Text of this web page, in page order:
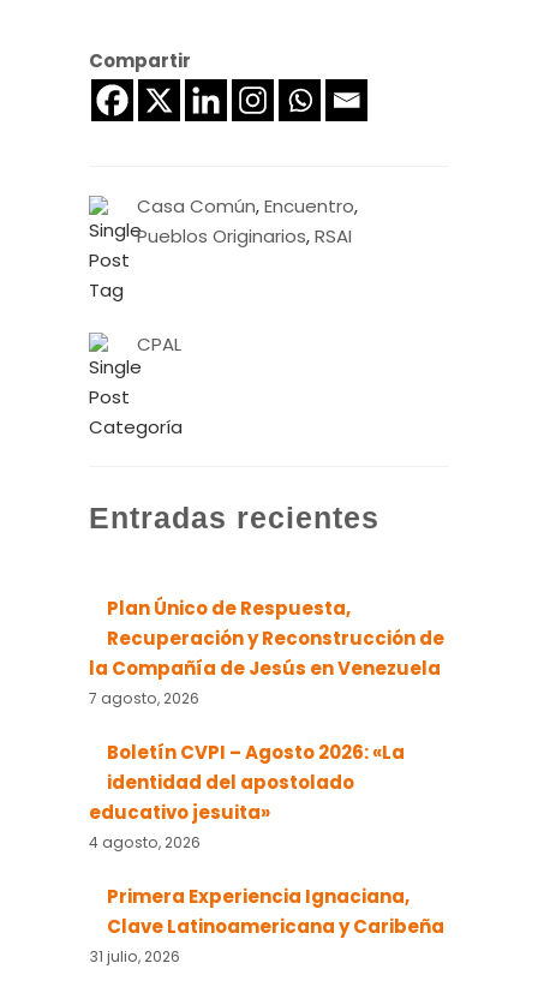
Compartir
Casa Común,Encuentro,
Pueblos Originarios,RSAI
CPAL
Entradas recientes
Plan Único de Respuesta,
Recuperación y Reconstrucción de
la Compañía de Jesús en Venezuela
7 agosto, 2026
Boletín CVPI – Agosto 2026: «La
identidad del apostolado
educativo jesuita»
4 agosto, 2026
Primera Experiencia Ignaciana,
Clave Latinoamericana y Caribeña
31 julio, 2026